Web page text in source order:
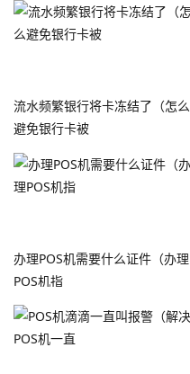
流水频繁银行将卡冻结了（怎么
避免银行卡被
办理POS机需要什么证件（办理
POS机指